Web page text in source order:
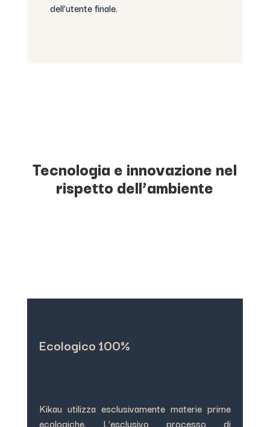
dell’utente finale.
Tecnologia e innovazione nel
rispetto dell’ambiente
Ecologico 100%
Kikau utilizza esclusivamente materie prime
ecologiche. L’esclusivo processo di